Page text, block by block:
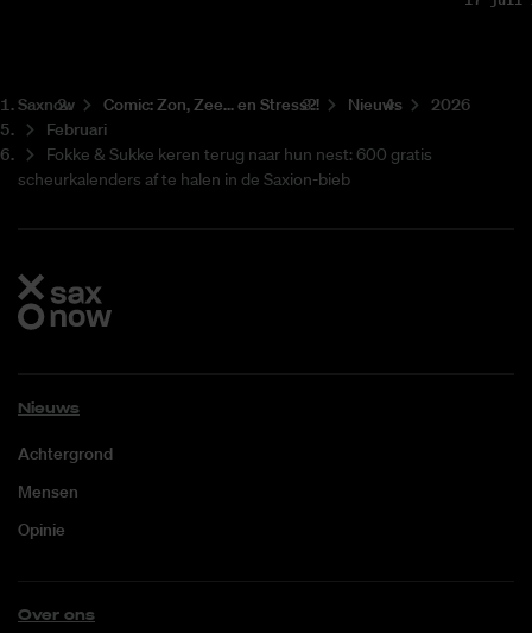
Saxnow Co­mic: Zon, Zee... en Stress?! Nieuws
2026
Februari
Fokke & Sukke keren terug naar hun nest: 600 gratis
scheurkalenders af te halen in de Saxion-bieb
Nieuws
Achtergrond
Mensen
Opinie
Over ons